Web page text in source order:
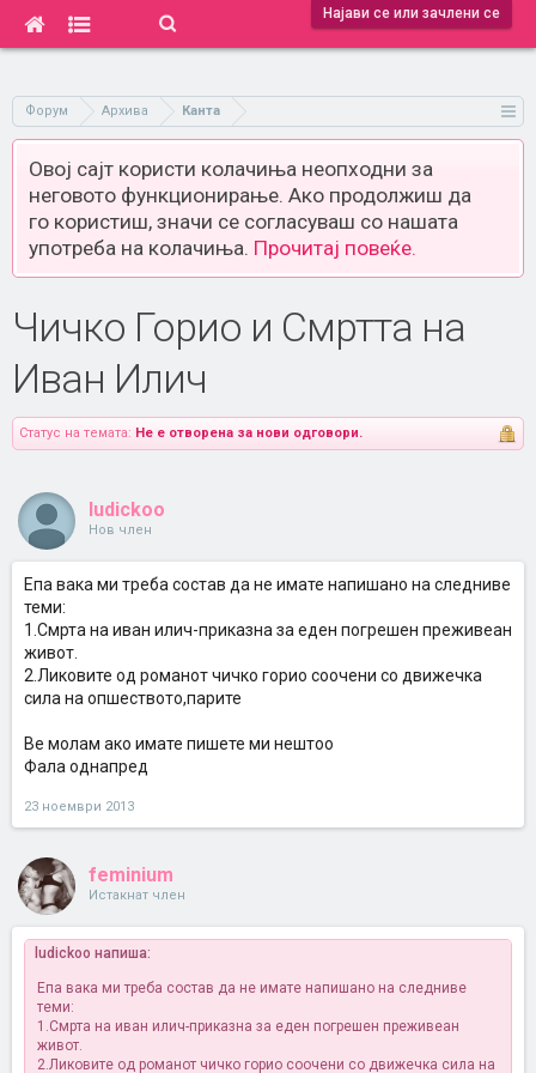
Најави се или зачлени се
Форум Архива Канта
Овој сајт користи колачиња неопходни за
неговото функционирање. Ако продолжиш да
го користиш, значи се согласуваш со нашата
употреба на колачиња. Прочитај повеќе.
Чичко Горио и Смртта на
Иван Илич
Статус на темата: Не е отворена за нови одговори.
ludickoo
Нов член
Епа вака ми треба состав да не имате напишано на следниве
теми:
1.Смрта на иван илич-приказна за еден погрешен преживеан
живот.
2.Ликовите од романот чичко горио соочени со движечка
сила на опшеството,парите
Ве молам ако имате пишете ми нештоо
Фала однапред
23 ноември 2013
feminium
Истакнат член
ludickoo напиша:
Епа вака ми треба состав да не имате напишано на следниве
теми:
1.Смрта на иван илич-приказна за еден погрешен преживеан
живот.
2.Ликовите од романот чичко горио соочени со движечка сила на